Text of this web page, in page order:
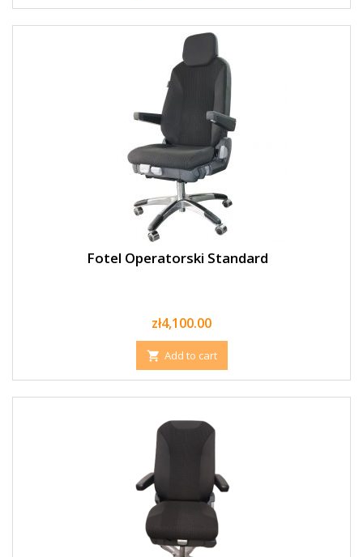
Fotel Operatorski Standard
Price
zł4,100.00
 Add to cart